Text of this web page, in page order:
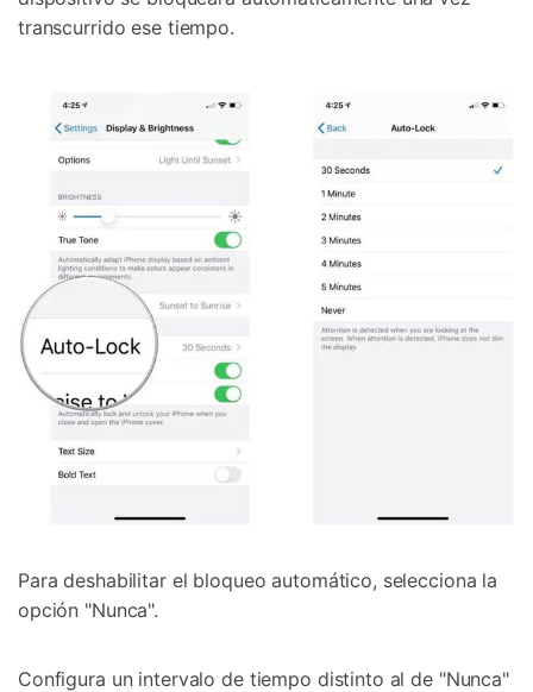
transcurrido ese tiempo.
Para deshabilitar el bloqueo automático, selecciona la
opción "Nunca".
Configura un intervalo de tiempo distinto al de "Nunca"